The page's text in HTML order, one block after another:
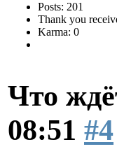
Posts: 201
Thank you
Karma: 0
Что
08:51 #4